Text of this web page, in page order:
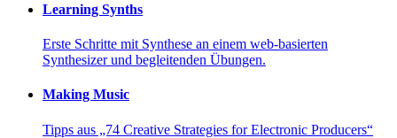
Learning Synths
Erste Schritte mit Synthese an einem web-basierten
Synthesizer und begleitenden Übungen.
Making Music
Tipps aus „74 Creative Strategies for Electronic Producers“